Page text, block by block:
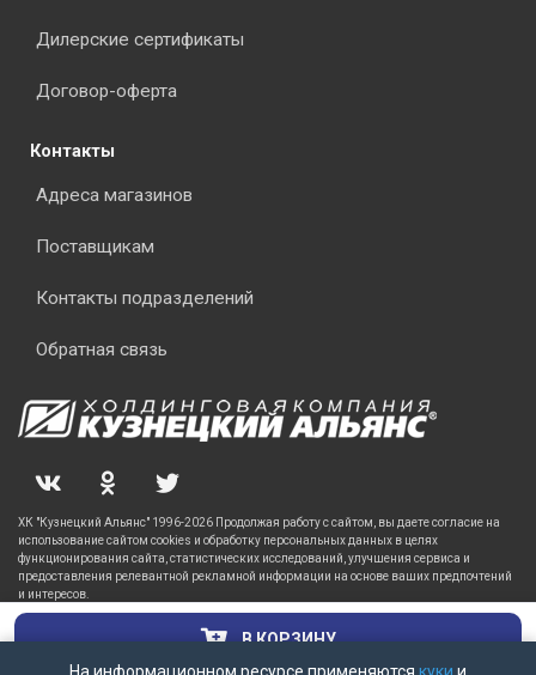
В КОРЗИНУ
Дилерские сертификаты
Договор-оферта
Контакты
Адреса магазинов
Поставщикам
Контакты подразделений
Обратная связь
ХК "Кузнецкий Альянс" 1996-2026 Продолжая работу с сайтом, вы даете согласие на
использование сайтом cookies и обработку персональных данных в целях
функционирования сайта, статистических исследований, улучшения сервиса и
предоставления релевантной рекламной информации на основе ваших предпочтений
и интересов.